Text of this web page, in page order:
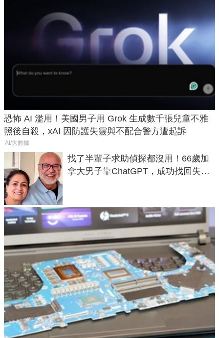
恐怖 AI 濫用！美國男子用 Grok 生成數千張兒童不雅
照後自殺，xAI 因防護失靈與不配合警方遭起訴
AI/大數據
找了半輩子求助偵探都沒用！66歲加
拿大男子靠ChatGPT，成功找回失散